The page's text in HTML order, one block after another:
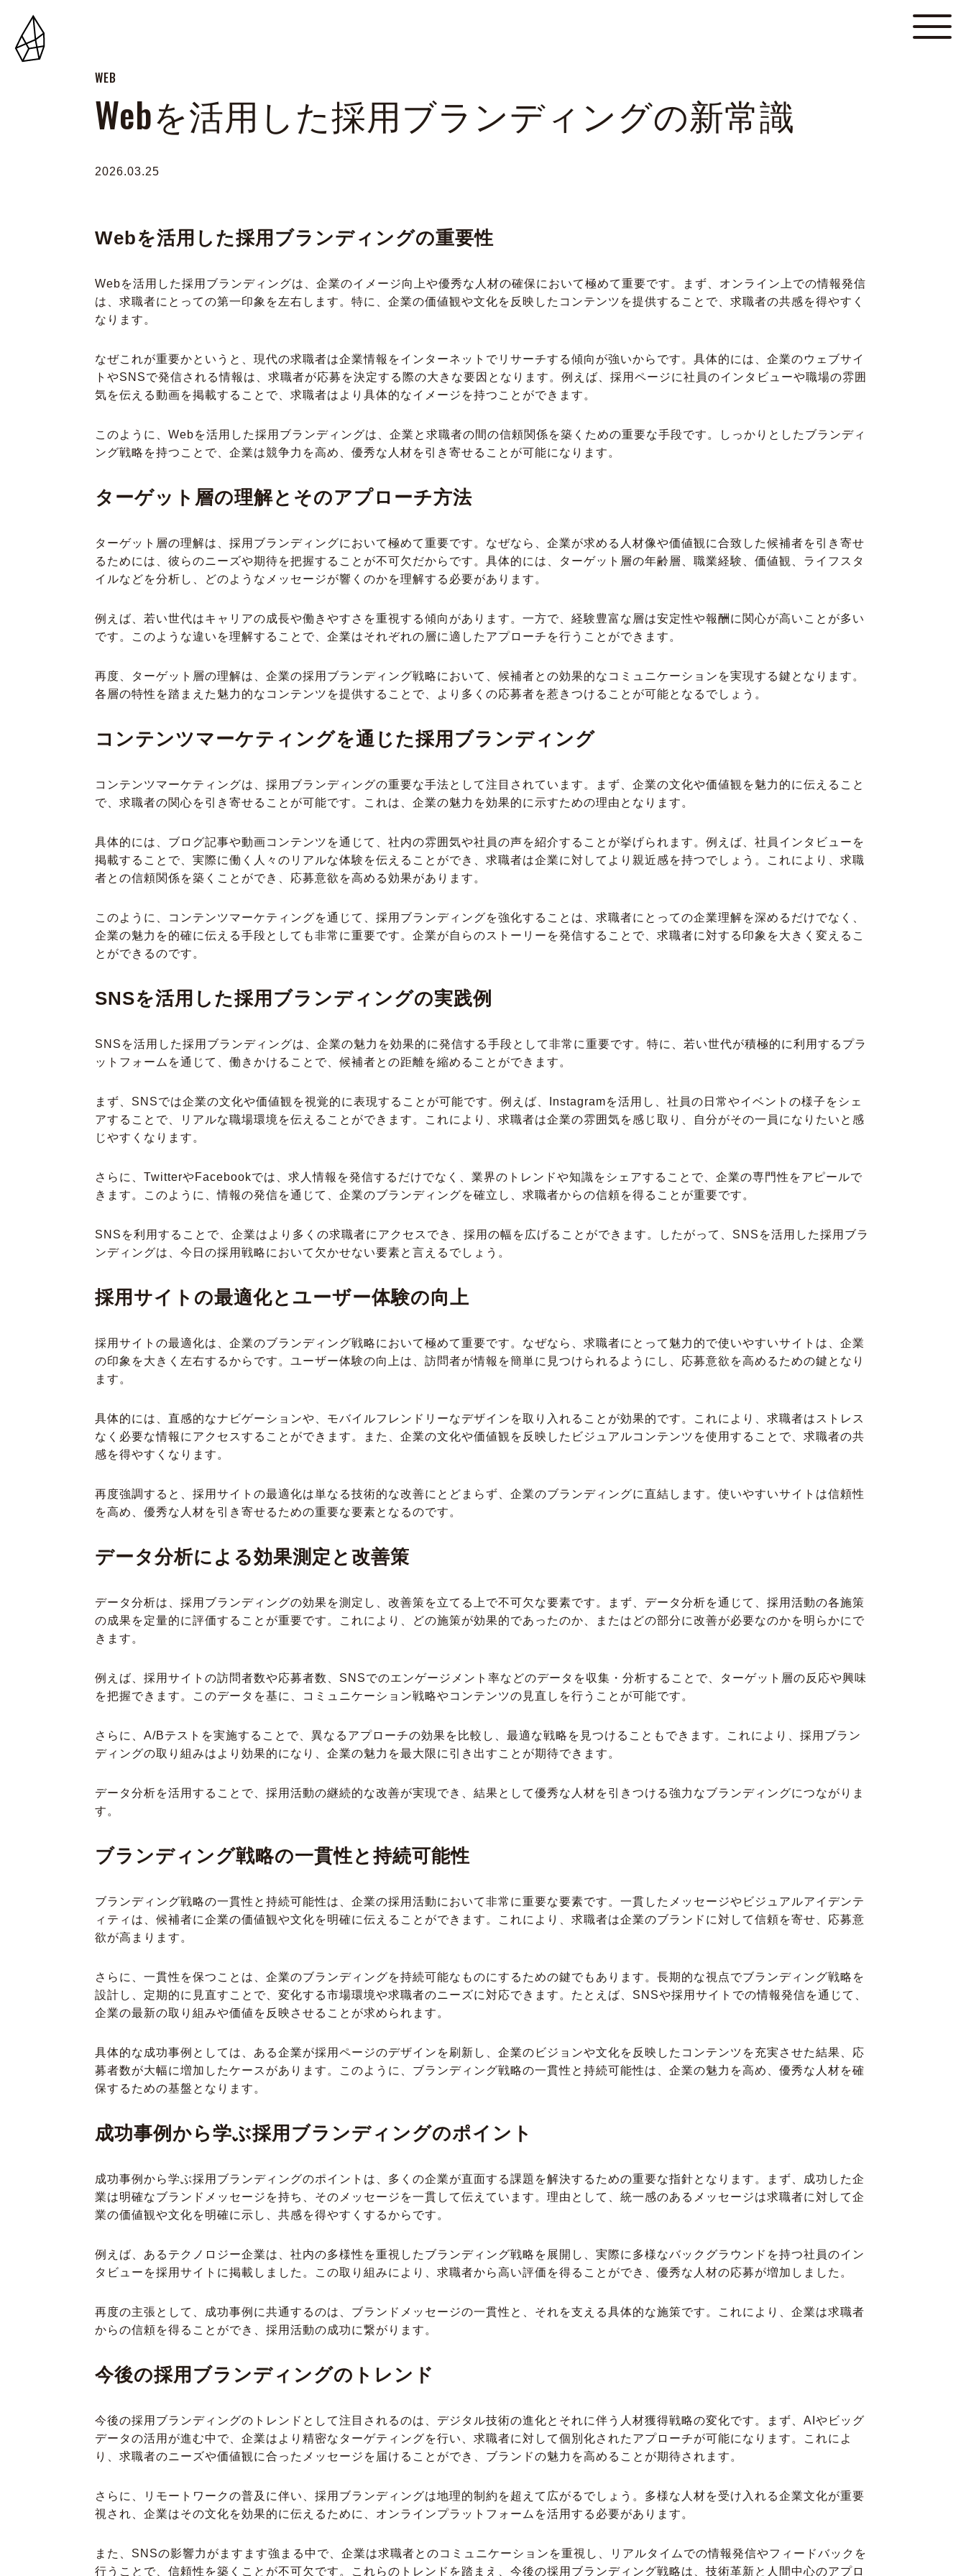
WEB
Webを活用した採用ブランディングの新常識
2026.03.25
Webを活用した採用ブランディングの重要性
Webを活用した採用ブランディングは、企業のイメージ向上や優秀な人材の確保において極めて重要です。まず、オンライン上での情報発信
は、求職者にとっての第一印象を左右します。特に、企業の価値観や文化を反映したコンテンツを提供することで、求職者の共感を得やすく
なります。
なぜこれが重要かというと、現代の求職者は企業情報をインターネットでリサーチする傾向が強いからです。具体的には、企業のウェブサイ
トやSNSで発信される情報は、求職者が応募を決定する際の大きな要因となります。例えば、採用ページに社員のインタビューや職場の雰囲
気を伝える動画を掲載することで、求職者はより具体的なイメージを持つことができます。
このように、Webを活用した採用ブランディングは、企業と求職者の間の信頼関係を築くための重要な手段です。しっかりとしたブランディ
ング戦略を持つことで、企業は競争力を高め、優秀な人材を引き寄せることが可能になります。
ターゲット層の理解とそのアプローチ方法
ターゲット層の理解は、採用ブランディングにおいて極めて重要です。なぜなら、企業が求める人材像や価値観に合致した候補者を引き寄せ
るためには、彼らのニーズや期待を把握することが不可欠だからです。具体的には、ターゲット層の年齢層、職業経験、価値観、ライフスタ
イルなどを分析し、どのようなメッセージが響くのかを理解する必要があります。
例えば、若い世代はキャリアの成長や働きやすさを重視する傾向があります。一方で、経験豊富な層は安定性や報酬に関心が高いことが多い
です。このような違いを理解することで、企業はそれぞれの層に適したアプローチを行うことができます。
再度、ターゲット層の理解は、企業の採用ブランディング戦略において、候補者との効果的なコミュニケーションを実現する鍵となります。
各層の特性を踏まえた魅力的なコンテンツを提供することで、より多くの応募者を惹きつけることが可能となるでしょう。
コンテンツマーケティングを通じた採用ブランディング
コンテンツマーケティングは、採用ブランディングの重要な手法として注目されています。まず、企業の文化や価値観を魅力的に伝えること
で、求職者の関心を引き寄せることが可能です。これは、企業の魅力を効果的に示すための理由となります。
具体的には、ブログ記事や動画コンテンツを通じて、社内の雰囲気や社員の声を紹介することが挙げられます。例えば、社員インタビューを
掲載することで、実際に働く人々のリアルな体験を伝えることができ、求職者は企業に対してより親近感を持つでしょう。これにより、求職
者との信頼関係を築くことができ、応募意欲を高める効果があります。
このように、コンテンツマーケティングを通じて、採用ブランディングを強化することは、求職者にとっての企業理解を深めるだけでなく、
企業の魅力を的確に伝える手段としても非常に重要です。企業が自らのストーリーを発信することで、求職者に対する印象を大きく変えるこ
とができるのです。
SNSを活用した採用ブランディングの実践例
SNSを活用した採用ブランディングは、企業の魅力を効果的に発信する手段として非常に重要です。特に、若い世代が積極的に利用するプラ
ットフォームを通じて、働きかけることで、候補者との距離を縮めることができます。
まず、SNSでは企業の文化や価値観を視覚的に表現することが可能です。例えば、Instagramを活用し、社員の日常やイベントの様子をシェ
アすることで、リアルな職場環境を伝えることができます。これにより、求職者は企業の雰囲気を感じ取り、自分がその一員になりたいと感
じやすくなります。
さらに、TwitterやFacebookでは、求人情報を発信するだけでなく、業界のトレンドや知識をシェアすることで、企業の専門性をアピールで
きます。このように、情報の発信を通じて、企業のブランディングを確立し、求職者からの信頼を得ることが重要です。
SNSを利用することで、企業はより多くの求職者にアクセスでき、採用の幅を広げることができます。したがって、SNSを活用した採用ブラ
ンディングは、今日の採用戦略において欠かせない要素と言えるでしょう。
採用サイトの最適化とユーザー体験の向上
採用サイトの最適化は、企業のブランディング戦略において極めて重要です。なぜなら、求職者にとって魅力的で使いやすいサイトは、企業
の印象を大きく左右するからです。ユーザー体験の向上は、訪問者が情報を簡単に見つけられるようにし、応募意欲を高めるための鍵となり
ます。
具体的には、直感的なナビゲーションや、モバイルフレンドリーなデザインを取り入れることが効果的です。これにより、求職者はストレス
なく必要な情報にアクセスすることができます。また、企業の文化や価値観を反映したビジュアルコンテンツを使用することで、求職者の共
感を得やすくなります。
再度強調すると、採用サイトの最適化は単なる技術的な改善にとどまらず、企業のブランディングに直結します。使いやすいサイトは信頼性
を高め、優秀な人材を引き寄せるための重要な要素となるのです。
データ分析による効果測定と改善策
データ分析は、採用ブランディングの効果を測定し、改善策を立てる上で不可欠な要素です。まず、データ分析を通じて、採用活動の各施策
の成果を定量的に評価することが重要です。これにより、どの施策が効果的であったのか、またはどの部分に改善が必要なのかを明らかにで
きます。
例えば、採用サイトの訪問者数や応募者数、SNSでのエンゲージメント率などのデータを収集・分析することで、ターゲット層の反応や興味
を把握できます。このデータを基に、コミュニケーション戦略やコンテンツの見直しを行うことが可能です。
さらに、A/Bテストを実施することで、異なるアプローチの効果を比較し、最適な戦略を見つけることもできます。これにより、採用ブラン
ディングの取り組みはより効果的になり、企業の魅力を最大限に引き出すことが期待できます。
データ分析を活用することで、採用活動の継続的な改善が実現でき、結果として優秀な人材を引きつける強力なブランディングにつながりま
す。
ブランディング戦略の一貫性と持続可能性
ブランディング戦略の一貫性と持続可能性は、企業の採用活動において非常に重要な要素です。一貫したメッセージやビジュアルアイデンテ
ィティは、候補者に企業の価値観や文化を明確に伝えることができます。これにより、求職者は企業のブランドに対して信頼を寄せ、応募意
欲が高まります。
さらに、一貫性を保つことは、企業のブランディングを持続可能なものにするための鍵でもあります。長期的な視点でブランディング戦略を
設計し、定期的に見直すことで、変化する市場環境や求職者のニーズに対応できます。たとえば、SNSや採用サイトでの情報発信を通じて、
企業の最新の取り組みや価値を反映させることが求められます。
具体的な成功事例としては、ある企業が採用ページのデザインを刷新し、企業のビジョンや文化を反映したコンテンツを充実させた結果、応
募者数が大幅に増加したケースがあります。このように、ブランディング戦略の一貫性と持続可能性は、企業の魅力を高め、優秀な人材を確
保するための基盤となります。
成功事例から学ぶ採用ブランディングのポイント
成功事例から学ぶ採用ブランディングのポイントは、多くの企業が直面する課題を解決するための重要な指針となります。まず、成功した企
業は明確なブランドメッセージを持ち、そのメッセージを一貫して伝えています。理由として、統一感のあるメッセージは求職者に対して企
業の価値観や文化を明確に示し、共感を得やすくするからです。
例えば、あるテクノロジー企業は、社内の多様性を重視したブランディング戦略を展開し、実際に多様なバックグラウンドを持つ社員のイン
タビューを採用サイトに掲載しました。この取り組みにより、求職者から高い評価を得ることができ、優秀な人材の応募が増加しました。
再度の主張として、成功事例に共通するのは、ブランドメッセージの一貫性と、それを支える具体的な施策です。これにより、企業は求職者
からの信頼を得ることができ、採用活動の成功に繋がります。
今後の採用ブランディングのトレンド
今後の採用ブランディングのトレンドとして注目されるのは、デジタル技術の進化とそれに伴う人材獲得戦略の変化です。まず、AIやビッグ
データの活用が進む中で、企業はより精密なターゲティングを行い、求職者に対して個別化されたアプローチが可能になります。これによ
り、求職者のニーズや価値観に合ったメッセージを届けることができ、ブランドの魅力を高めることが期待されます。
さらに、リモートワークの普及に伴い、採用ブランディングは地理的制約を超えて広がるでしょう。多様な人材を受け入れる企業文化が重要
視され、企業はその文化を効果的に伝えるために、オンラインプラットフォームを活用する必要があります。
また、SNSの影響力がますます強まる中で、企業は求職者とのコミュニケーションを重視し、リアルタイムでの情報発信やフィードバックを
行うことで、信頼性を築くことが不可欠です。これらのトレンドを踏まえ、今後の採用ブランディング戦略は、技術革新と人間中心のアプロ